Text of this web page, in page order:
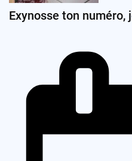
Exynosse ton numéro,